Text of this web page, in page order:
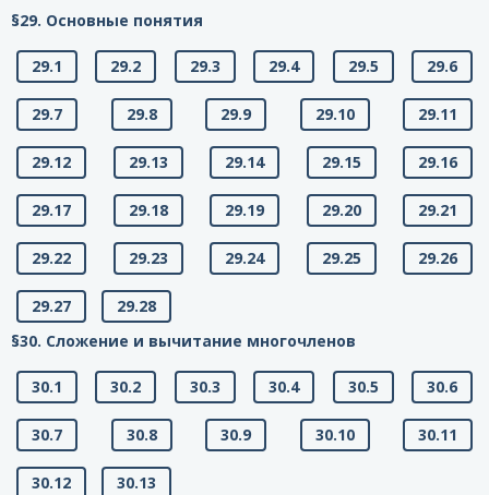
§29. Основные понятия
29.1 29.2 29.3 29.4 29.5 29.6
29.7 29.8 29.9 29.10 29.11
29.12 29.13 29.14 29.15 29.16
29.17 29.18 29.19 29.20 29.21
29.22 29.23 29.24 29.25 29.26
29.27
29.28
§30. Сложение и вычитание многочленов
30.1 30.2 30.3 30.4 30.5 30.6
30.7 30.8 30.9 30.10 30.11
30.12
30.13